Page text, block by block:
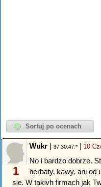
1
Wukr | 37.30.47.* | 10
No i bardzo dobrze.
herbaty, kawy, ani od
sie. W takivh firmach jak